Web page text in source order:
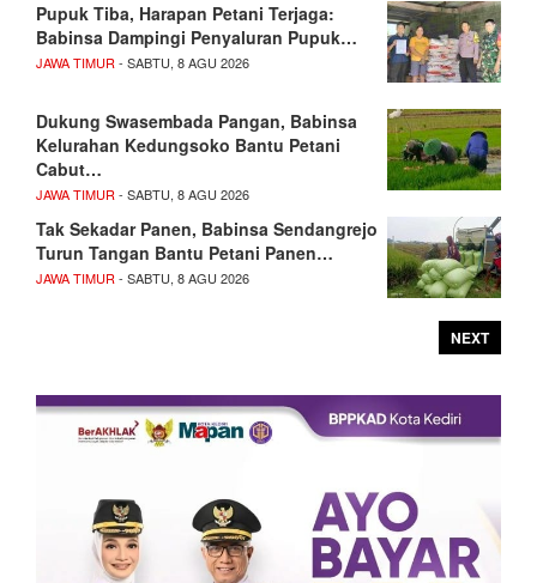
Pupuk Tiba, Harapan Petani Terjaga:
Babinsa Dampingi Penyaluran Pupuk…
JAWA TIMUR- SABTU, 8 AGU 2026
Dukung Swasembada Pangan, Babinsa
Kelurahan Kedungsoko Bantu Petani
Cabut…
JAWA TIMUR- SABTU, 8 AGU 2026
Tak Sekadar Panen, Babinsa Sendangrejo
Turun Tangan Bantu Petani Panen…
JAWA TIMUR- SABTU, 8 AGU 2026
NEXT